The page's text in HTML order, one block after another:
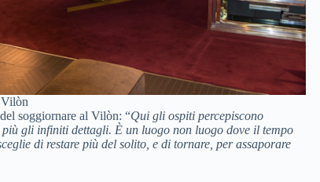
soggiornare al Vilòn: “Qui gli ospiti percepiscono
più gli infiniti dettagli. È un luogo non luogo dove il tempo
di restare più del solito, e di tornare, per assaporare